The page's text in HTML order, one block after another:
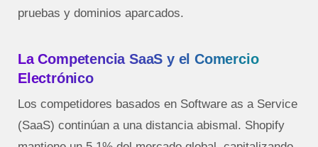
pruebas y dominios aparcados.
La Competencia SaaS y el Comercio
Electrónico
Los competidores basados en Software as a Service
(SaaS) continúan a una distancia abismal. Shopify